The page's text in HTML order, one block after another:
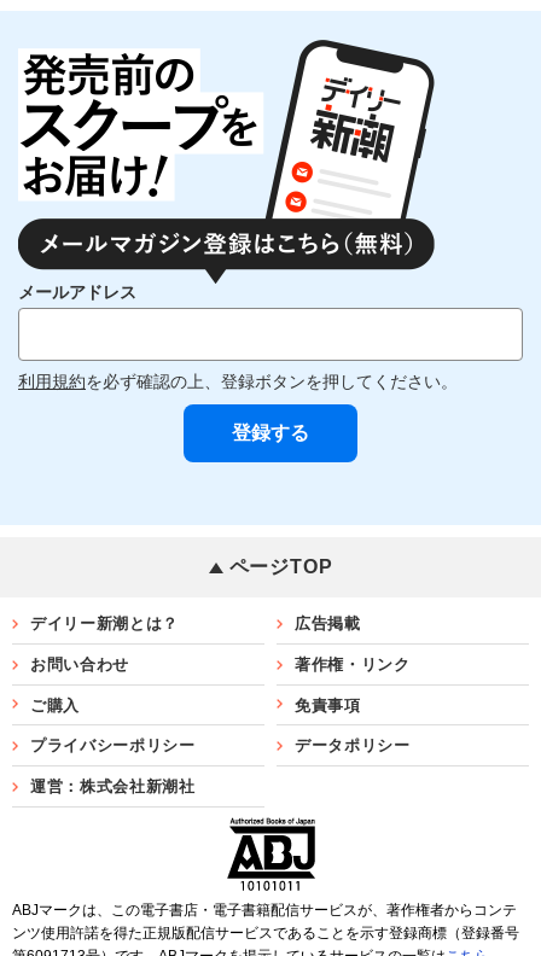
メールアドレス
利用規約を必ず確認の上、登録ボタンを押してください。
ページTOP
デイリー新潮とは？ 広告掲載
お問い合わせ 著作権・リンク
ご購入 免責事項
プライバシーポリシー データポリシー
運営：株式会社新潮社
ABJマークは、この電子書店・電子書籍配信サービスが、著作権者からコンテ
ンツ使用許諾を得た正規版配信サービスであることを示す登録商標（登録番号